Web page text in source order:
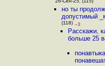
26-Сен-25, (115)
но ты
допустимый
(118) –3
Расскажи,
больше 25